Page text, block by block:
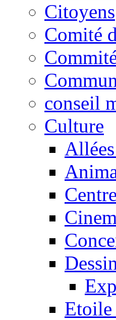
Citoyens
Comité
conseil
Culture
Etoile